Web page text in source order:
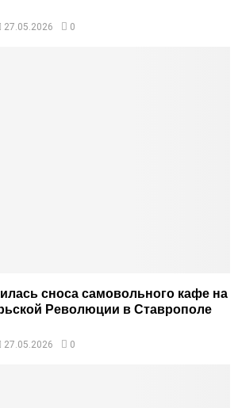
27.05.2026 0
сноса самовольного кафе на
Революции в Ставрополе
27.05.2026 0